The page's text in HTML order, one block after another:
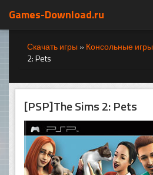
Games-Download.ru
Скачать игры » Консольные игры
2: Pets
[PSP]The Sims 2: Pets